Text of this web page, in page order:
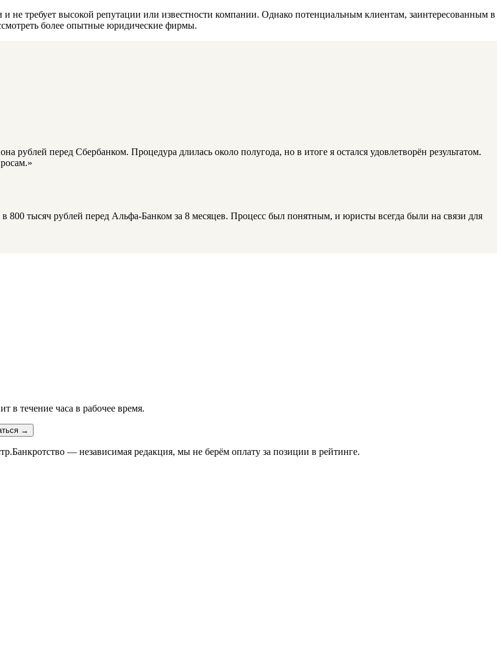
требует высокой репутации или известности компании. Однако потенциальным клиентам, заинтересованным в
более опытные юридические фирмы.
перед Сбербанком. Процедура длилась около полугода, но в итоге я остался удовлетворён результатом.
тысяч рублей перед Альфа-Банком за 8 месяцев. Процесс был понятным, и юристы всегда были на связи для
в течение часа в рабочее время.
→
— независимая редакция, мы не берём оплату за позиции в рейтинге.